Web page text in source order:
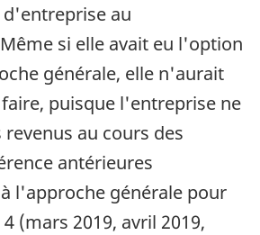
au
si elle avait eu l'option
générale, elle n'aurait
puisque l'entreprise ne
au cours des
antérieures
l'approche générale pour
(mars 2019, avril 2019,